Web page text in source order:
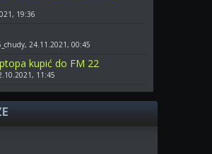
19:36
24.11.2021, 00:45
kupić do FM 22
11:45